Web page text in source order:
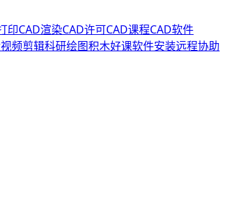
印CAD渲染CAD许可CAD课程CAD软件
视频剪辑科研绘图积木好课软件安装远程协助